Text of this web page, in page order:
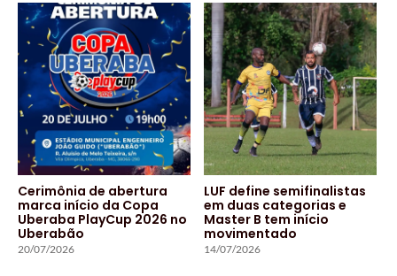
Cerimônia de abertura
marca início da Copa
Uberaba PlayCup 2026 no
Uberabão
20/07/2026
LUF define semifinalistas
em duas categorias e
Master B tem início
movimentado
14/07/2026